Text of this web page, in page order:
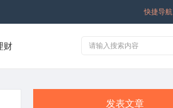
快捷导航
财
发表文章